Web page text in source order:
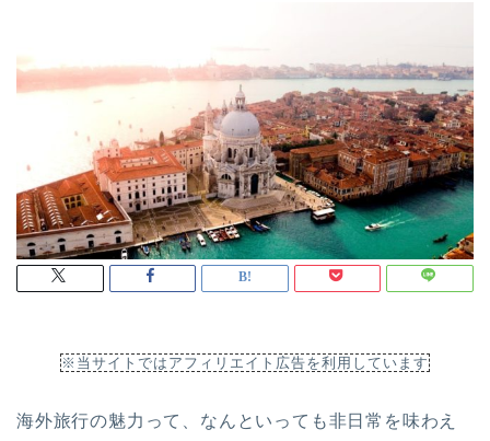
※当サイトではアフィリエイト広告を利用しています
海外旅行の魅力って、なんといっても非日常を味わえ